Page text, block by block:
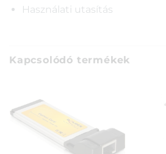
Használati utasítás
Kapcsolódó termékek